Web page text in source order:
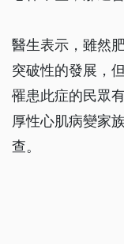
醫生表示，雖然
突破性的發展，
罹患此症的民眾
厚性心肌病變家
查。